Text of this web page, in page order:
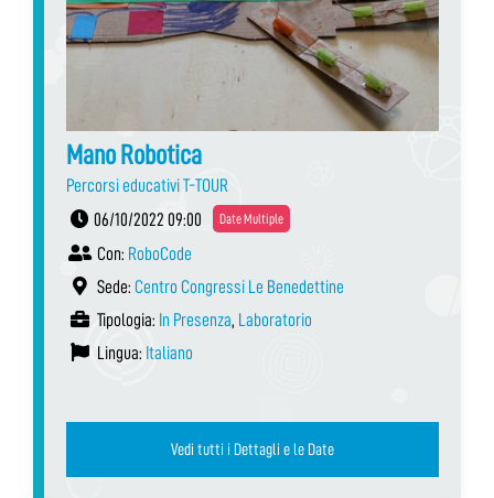
Mano Robotica
Percorsi educativi T-TOUR
06/10/2022 09:00
Date Multiple
Con: RoboCode
Sede: Centro Congressi Le Benedettine
Tipologia: In Presenza, Laboratorio
Lingua: Italiano
Vedi tutti i Dettagli e le Date